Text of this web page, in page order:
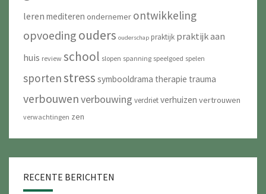
leren mediteren ondernemer ontwikkeling
opvoeding ouders ouderschap praktijk praktijk aan
huis review school slopen spanning speelgoed spelen
sportenstress symbooldrama therapie trauma
verbouwenverbouwing verdrietverhuizen vertrouwen
verwachtingen zen
RECENTE BERICHTEN